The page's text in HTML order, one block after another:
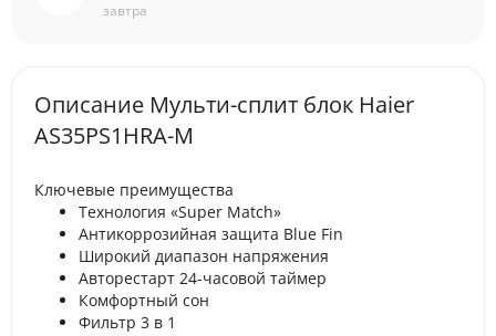
завтра
Описание Мульти-сплит блок Haier
AS35PS1HRA-M
Ключевые преимущества
Технология «Super Match»
Антикоррозийная защита Blue Fin
Широкий диапазон напряжения
Авторестарт 24-часовой таймер
Комфортный сон
Фильтр 3 в 1